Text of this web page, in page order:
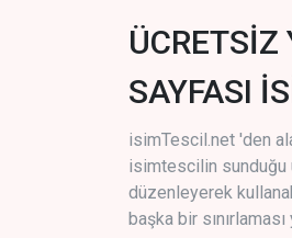
SAYFASI
isimTescil.net 'den
isimtescilin sunduğu
düzenleyerek
başka bir sınırlaması